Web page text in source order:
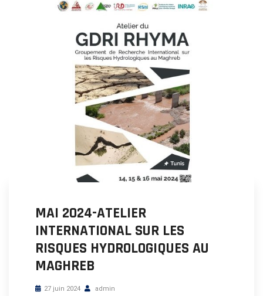
MAI 2024-ATELIER
INTERNATIONAL SUR LES
RISQUES HYDROLOGIQUES AU
MAGHREB
27 juin 2024 admin